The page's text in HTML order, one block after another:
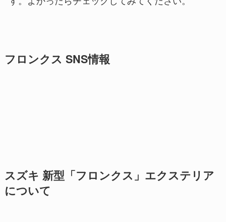
フロンクス SNS情報
スズキ 新型「フロンクス」エクステリア
について